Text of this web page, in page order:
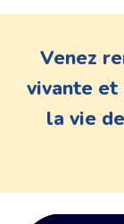
Venez
vivante et
la vie